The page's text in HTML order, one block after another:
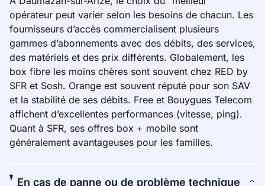
opérateur peut varier selon les besoins de chacun. Les
fournisseurs d’accès commercialisent plusieurs
gammes d’abonnements avec des débits, des services,
des matériels et des prix différents. Globalement, les
box fibre les moins chères sont souvent chez RED by
SFR et Sosh. Orange est souvent réputé pour son SAV
et la stabilité de ses débits. Free et Bouygues Telecom
affichent d’excellentes performances (vitesse, ping).
Quant à SFR, ses offres box + mobile sont
généralement avantageuses pour les familles.
En cas de panne ou de problème technique